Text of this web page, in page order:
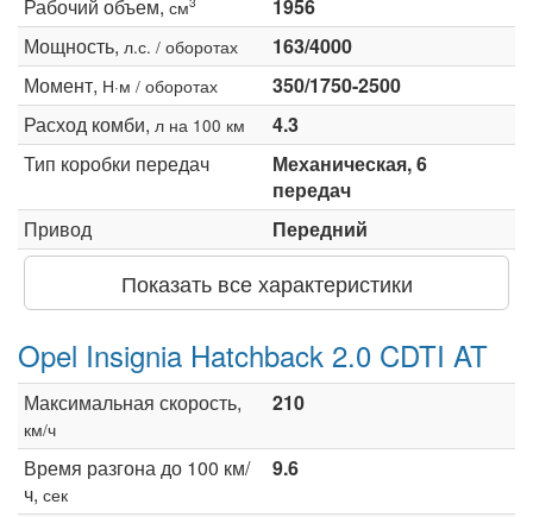
Рабочий объем, см
1956
Мощность, л.с. / оборотах
163/4000
Момент, Н·м / оборотах
350/1750-2500
Расход комби, л на 100 км
4.3
Тип коробки передач
Механическая, 6
передач
Привод
Передний
Показать все характеристики
Opel Insignia Hatchback 2.0 CDTI AT
Максимальная скорость,
км/ч
210
Время разгона до 100 км/
ч, сек
9.6